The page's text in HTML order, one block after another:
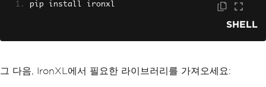
pip install ironxl
SHELL
그 다음, IronXL에서 필요한 라이브러리를 가져오세요: